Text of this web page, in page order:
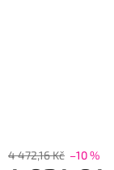
4 472,16 Kč –10 %